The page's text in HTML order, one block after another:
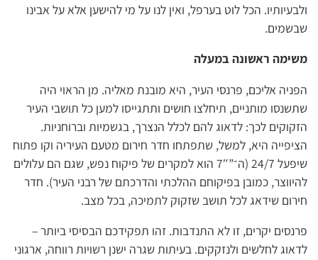
ולבעיותיו. הכל לוט בערפל, ואין לנו על מי להישען אלא על אבינו
שבשמים.
משימה ראשונה במעלה
הפניה אליכם, פרנסי העיר, היא מובנת מאליה. מן הראוי היה
שתשנסו מותניים, תיחלצו חושים ותתגייסו למען כל תושבי העיר
הזקוקים לכך: לדאוג להם לכלל הנצרך, בגשמיות וברוחניות.
הציפייה היא, למשל, שתפתחו חדר חירום מטעם העיריה וקו פתוח
שיפעל 24/7 (ה־”7″ הוא למקרים של פיקוח נפש, שגם הם עלולים
להיווצר, כמובן בפיקוחם ההלכתי והדרכתם של רבני העיר). חדר
חירום שידאג לכל תושב שזקוק לתמיכה, בכל מצב.
פרנסים יקרים, זו לא התנדבות. זהו תפקידכם הבסיסי ביותר –
לדאוג לחלשים ולנזקקים. בעיתות שגרה ישנן רשויות רווחה, ארגוני